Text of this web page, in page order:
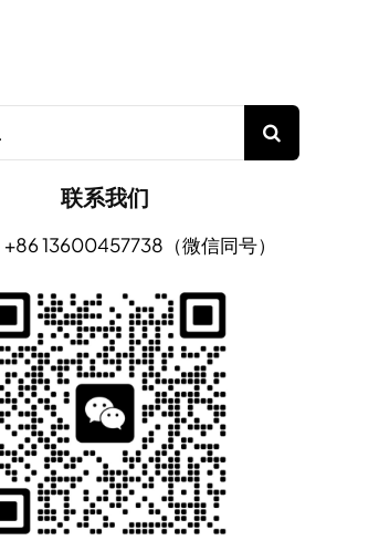
联系我们
13600457738（微信同号）